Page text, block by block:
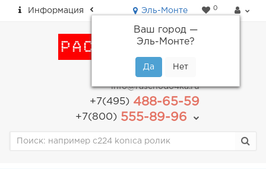
Информация Эль-Монте
Ваш город —
Эль-Монте?
0
пн-пт: с 9.00 до 18.00
info@raschodo4ka.ru
+7(495)488-65-59
+7(800)555-89-96